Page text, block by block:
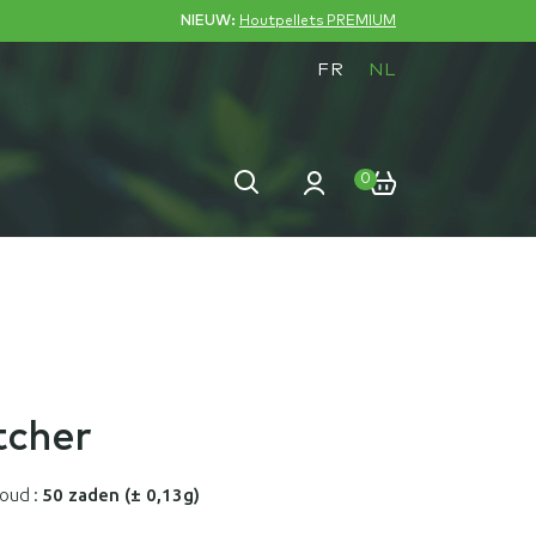
NIEUW: Houtpellets PREMIUM
FR NL
Zoeken
naar:
Zoeken 0
: 50 zaden (± 0,13g)